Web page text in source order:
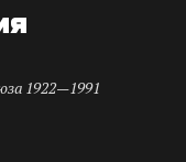
1922—1991